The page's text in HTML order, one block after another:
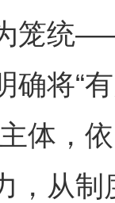
笼统
确将“
体，
，从制